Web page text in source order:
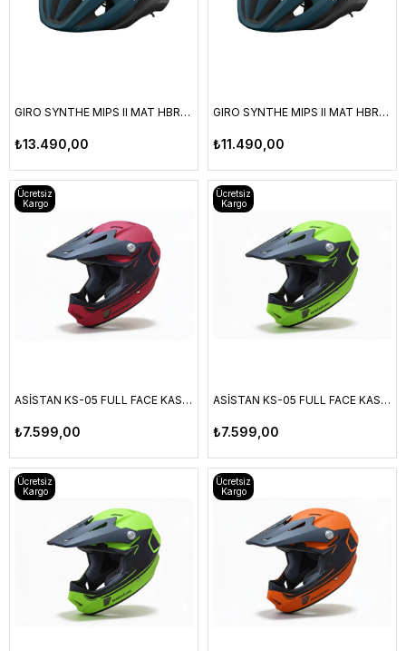
GIRO SYNTHE MIPS II MAT HBR/BLUE – M
₺13.490,00
GIRO SYNTHE MIPS II MAT HBR/BLUE – L
₺11.490,00
ASİSTAN KS-05 FULL FACE KASK KIRMIZI L
₺7.599,00
Ücretsiz
Kargo
ASİSTAN KS-05 FULL FACE KASK YEŞİL M
₺7.599,00
Ücretsiz
Kargo
Ücretsiz
Kargo
Ücretsiz
Kargo